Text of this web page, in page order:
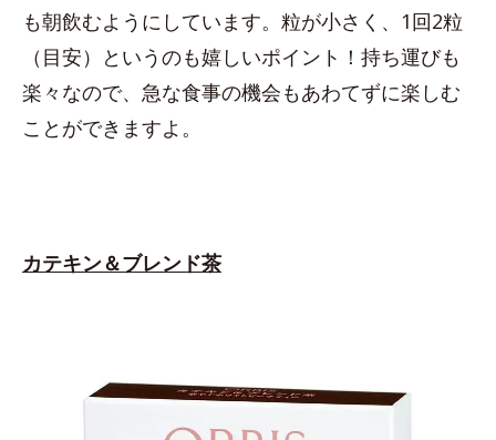
も朝飲むようにしています。粒が小さく、1回2粒
（目安）というのも嬉しいポイント！持ち運びも
楽々なので、急な食事の機会もあわてずに楽しむ
ことができますよ。
カテキン＆ブレンド茶